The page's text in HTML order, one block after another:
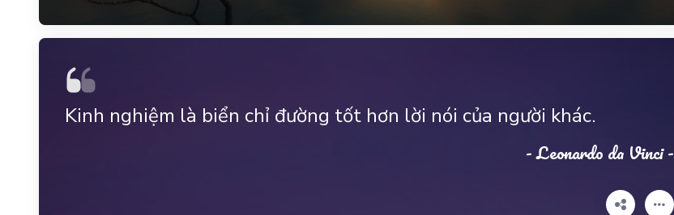
Kinh nghiệm là biển chỉ đường tốt hơn lời nói của người khác.
- Leonardo da Vinci -